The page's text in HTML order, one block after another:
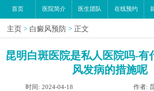
首页 医院简介 医生团队 在线预约
主页 > 白癜风预防 > 正文
昆明白斑医院是私人医院吗-有
风发病的措施呢
时间: 2024-04-18 作者: